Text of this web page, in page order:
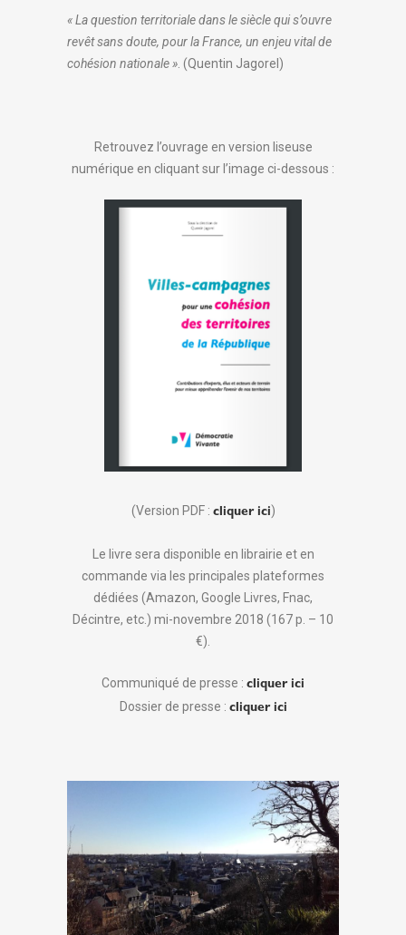
« La question territoriale dans le siècle qui s’ouvre
revêt sans doute, pour la France, un enjeu vital de
cohésion nationale ». (Quentin Jagorel)
Retrouvez l’ouvrage en version liseuse
numérique en cliquant sur l’image ci-dessous :
(Version PDF : cliquer ici)
Le livre sera disponible en librairie et en
commande via les principales plateformes
dédiées (Amazon, Google Livres, Fnac,
Décintre, etc.) mi-novembre 2018 (167 p. – 10
€).
Communiqué de presse : cliquer ici
Dossier de presse : cliquer ici